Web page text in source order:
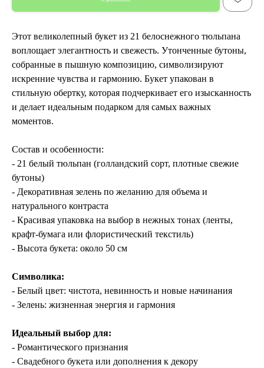
Этот великолепный букет из 21 белоснежного тюльпана
воплощает элегантность и свежесть. Утонченные бутоны,
собранные в пышную композицию, символизируют
искренние чувства и гармонию. Букет упакован в
стильную обертку, которая подчеркивает его изысканность
и делает идеальным подарком для самых важных
моментов.
Состав и особенности:
- 21 белый тюльпан (голландский сорт, плотные свежие
бутоны)
- Декоративная зелень по желанию для объема и
натурального контраста
- Красивая упаковка на выбор в нежных тонах (ленты,
крафт-бумага или флористический текстиль)
- Высота букета: около 50 см
Символика:
- Белый цвет: чистота, невинность и новые начинания
- Зелень: жизненная энергия и гармония
Идеальный выбор для:
- Романтического признания
- Свадебного букета или дополнения к декору